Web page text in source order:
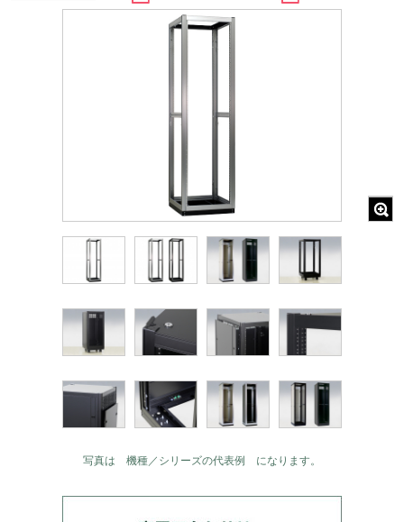
写真は 機種／シリーズの代表例 になります。